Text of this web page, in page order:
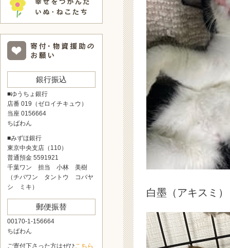
白墨（アキスミ
銀行振込
■ゆうちょ銀行
店番 019（ゼロイチキュウ）
当座 0156664
ちばわん
■みずほ銀行
東京中央支店（110）
普通預金 5591921
千葉ワン 担当 小林 美樹
（チバワン タントウ コバヤ
シ ミキ）
郵便振替
00170-1-156664
ちばわん
ご寄付下さった方はぜひこちら